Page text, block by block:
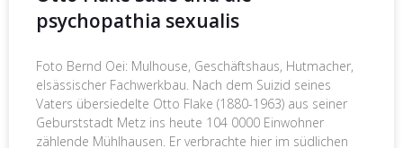
psychopathia sexualis
Foto Bernd Oei: Mulhouse, Geschäftshaus, Hutmacher,
elsässischer Fachwerkbau. Nach dem Suizid seines
Vaters übersiedelte Otto Flake (1880-1963) aus seiner
Geburststadt Metz ins heute 104 0000 Einwohner
zählende Mühlhausen. Er verbrachte hier im südlichen